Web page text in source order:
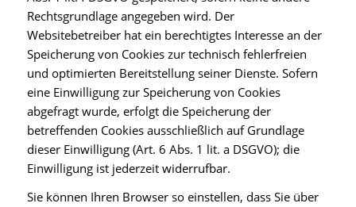
Rechtsgrundlage angegeben wird. Der
Websitebetreiber hat ein berechtigtes Interesse an der
Speicherung von Cookies zur technisch fehlerfreien
und optimierten Bereitstellung seiner Dienste. Sofern
eine Einwilligung zur Speicherung von Cookies
abgefragt wurde, erfolgt die Speicherung der
betreffenden Cookies ausschließlich auf Grundlage
dieser Einwilligung (Art. 6 Abs. 1 lit. a DSGVO); die
Einwilligung ist jederzeit widerrufbar.
Sie können Ihren Browser so einstellen, dass Sie über